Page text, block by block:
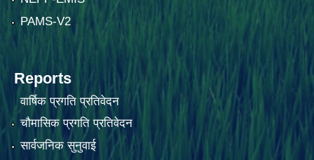
PAMS-V2
Reports
वार्षिक प्रगति प्रतिवेदन
चौमासिक प्रगति प्रतिवेदन
सार्वजनिक सुनुवाई